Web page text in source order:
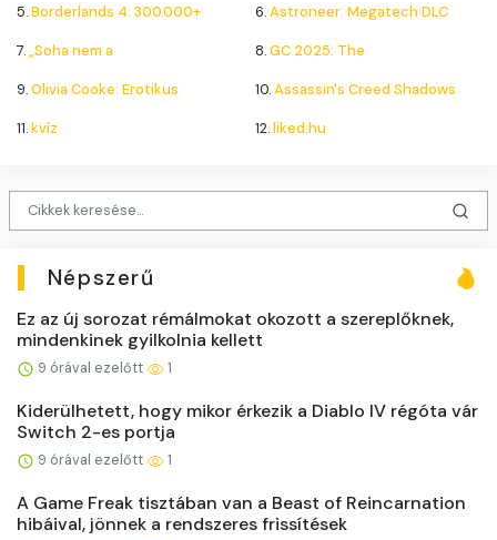
5.Borderlands 4: 300.000+ 6.Astroneer: Megatech DLC
7.„Soha nem a 8.GC 2025: The
9.Olivia Cooke: Erotikus 10.Assassin's Creed Shadows
11.kvíz 12.liked.hu
Népszerű
Ez az új sorozat rémálmokat okozott a szereplőknek,
mindenkinek gyilkolnia kellett
9 órával ezelőtt 1
Kiderülhetett, hogy mikor érkezik a Diablo IV régóta vár
Switch 2-es portja
9 órával ezelőtt 1
A Game Freak tisztában van a Beast of Reincarnation
hibáival, jönnek a rendszeres frissítések